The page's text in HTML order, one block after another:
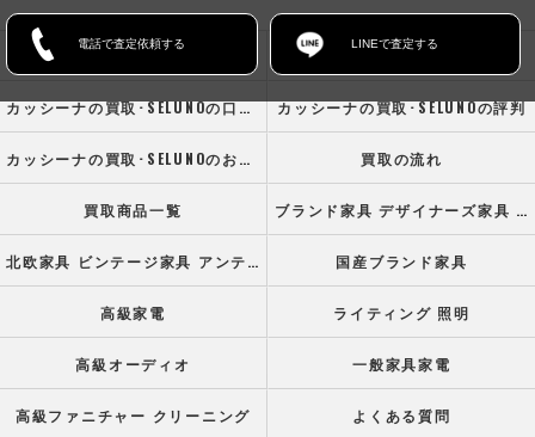
電話で査定依頼する LINEで査定する
ホーム コンセプト
カッシーナの買取･SELUNOの口コミ情報 カッシーナの買取･SELUNOの評判
カッシーナの買取･SELUNOのお客様の声 買取の流れ
買取商品一覧 ブランド家具 デザイナーズ家具 高級オフィス家具
北欧家具 ビンテージ家具 アンティーク家具 国産ブランド家具
高級家電 ライティング 照明
高級オーディオ 一般家具家電
高級ファニチャー クリーニング よくある質問